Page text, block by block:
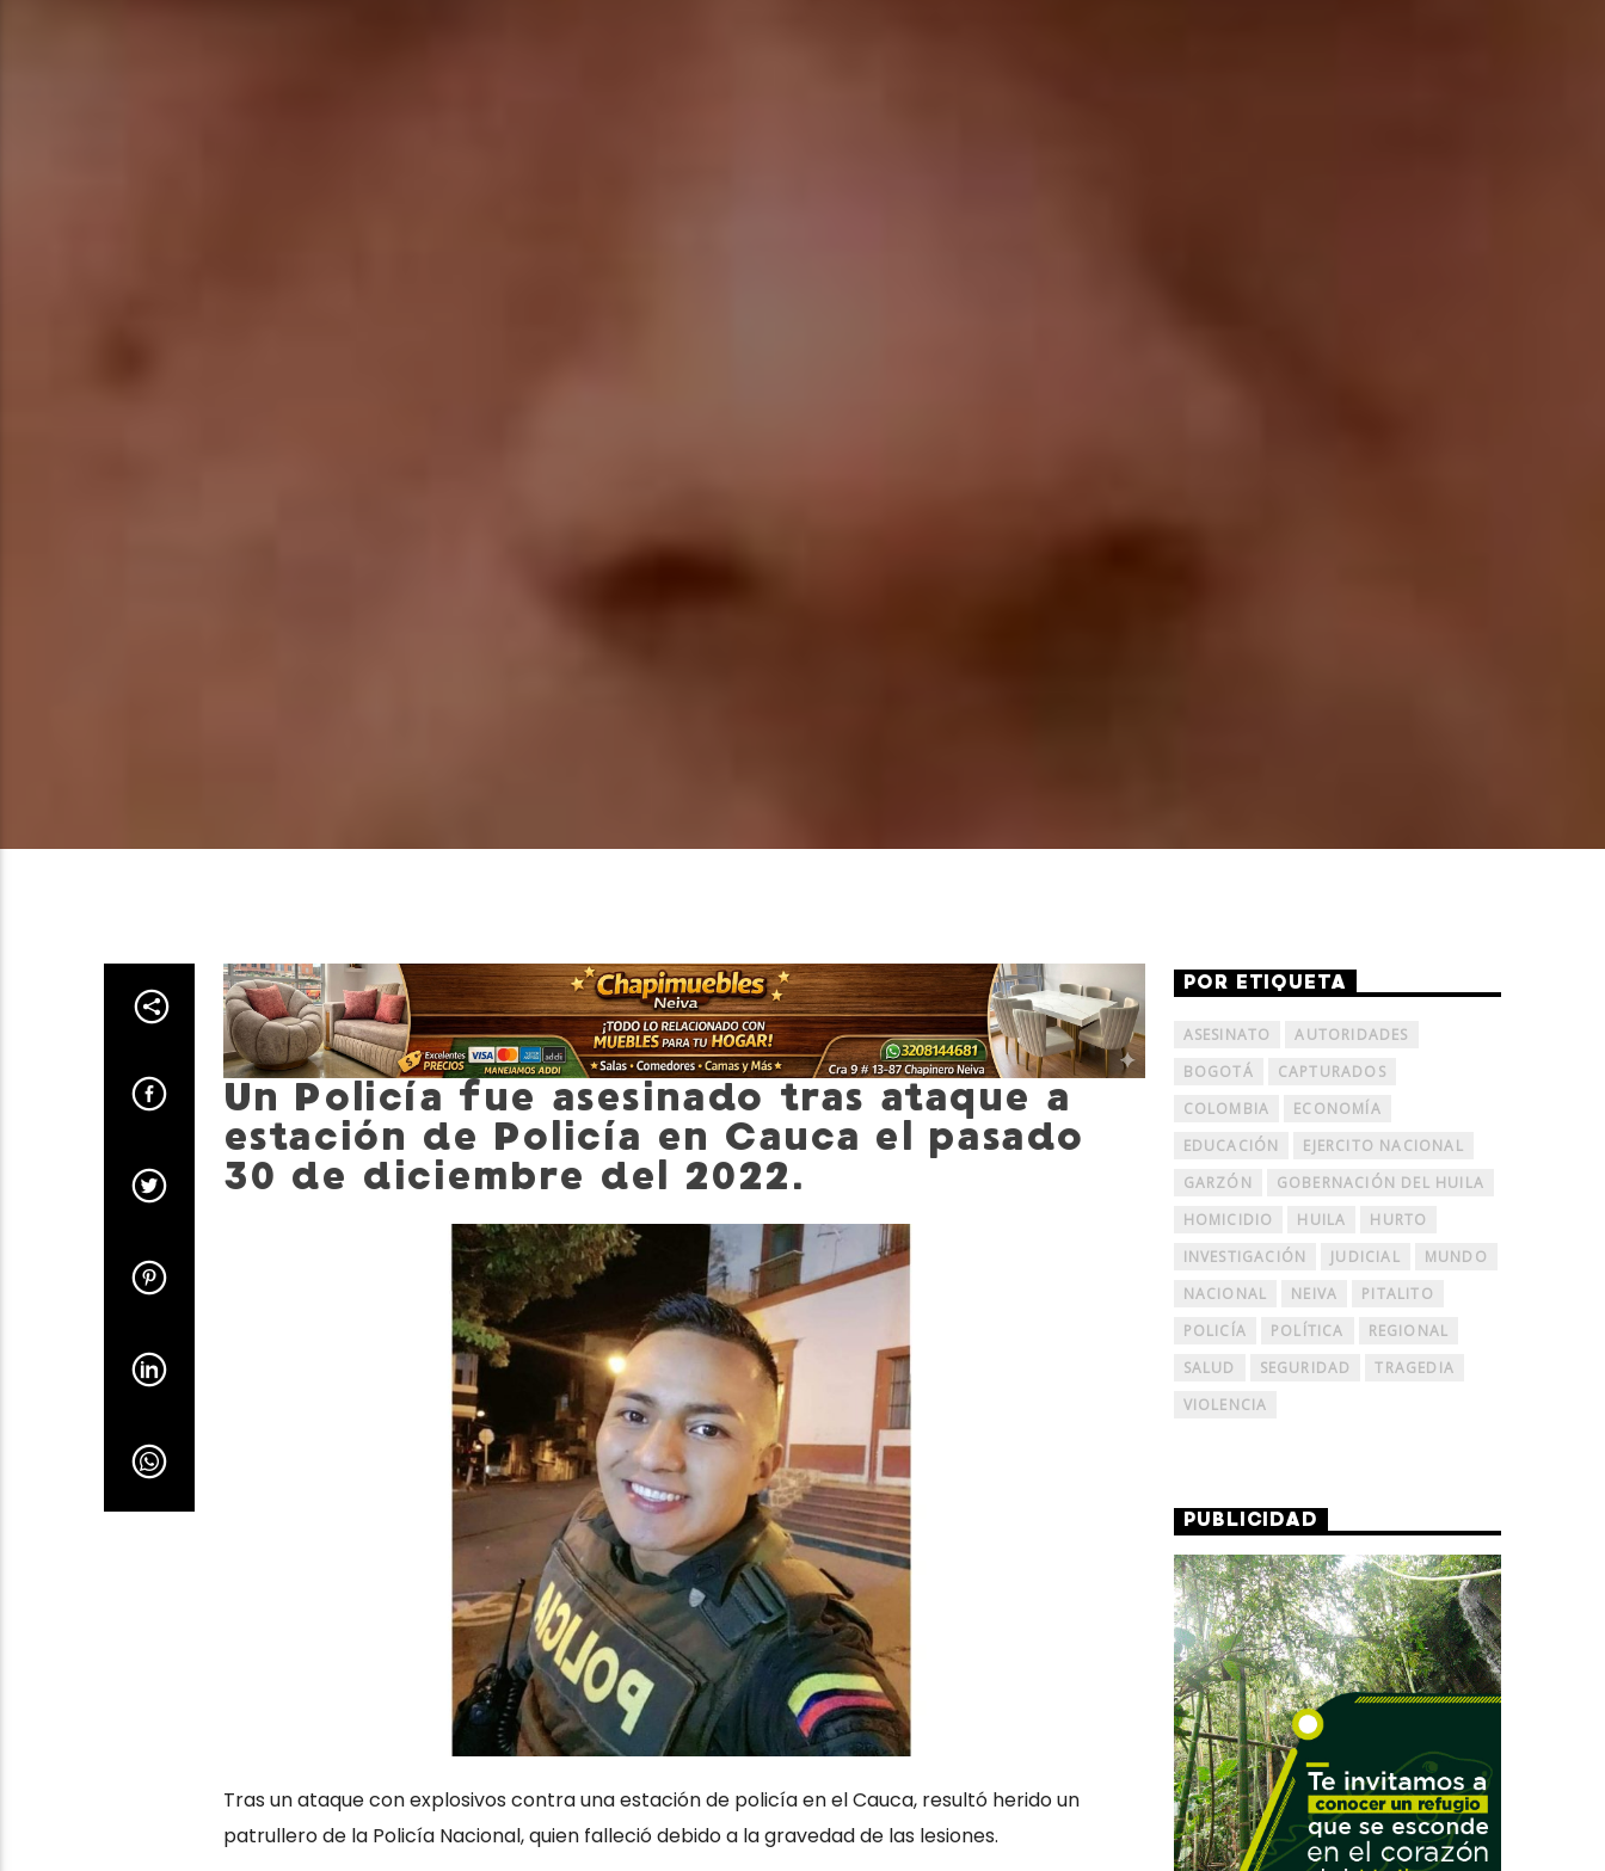
Un Policía fue asesinado tras ataque a
estación de Policía en Cauca el pasado
30 de diciembre del 2022.
Tras un ataque con explosivos contra una estación de policía en el Cauca, resultó herido un
patrullero de la Policía Nacional, quien falleció debido a la gravedad de las lesiones.
POR ETIQUETA
ASESINATO
AUTORIDADES
BOGOTÁ
CAPTURADOS
COLOMBIA
ECONOMÍA
EDUCACIÓN
EJERCITO NACIONAL
GARZÓN
GOBERNACIÓN DEL HUILA
HOMICIDIO
HUILA
HURTO
INVESTIGACIÓN
JUDICIAL
MUNDO
NACIONAL
NEIVA
PITALITO
POLICÍA
POLÍTICA
REGIONAL
SALUD
SEGURIDAD
TRAGEDIA
VIOLENCIA
PUBLICIDAD